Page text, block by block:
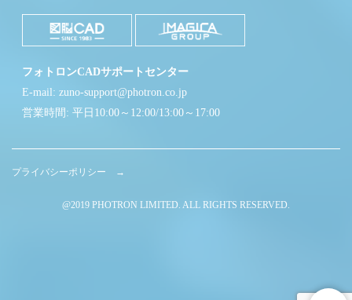
フォトロンCADサポートセンター
E-mail: zuno-support@photron.co.jp
営業時間: 平日10:00～12:00/13:00～17:00
プライバシーポリシー →
@2019 PHOTRON LIMITED. ALL RIGHTS RESERVED.